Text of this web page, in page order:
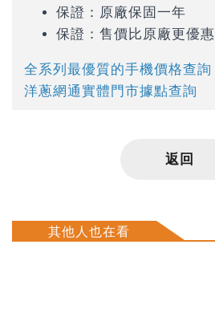
保證：原廠保固一年
保證：售價比原廠更優惠
全系列最優質的手機價格查詢
洋蔥網通實體門市據點查詢
返回
其他人也在看